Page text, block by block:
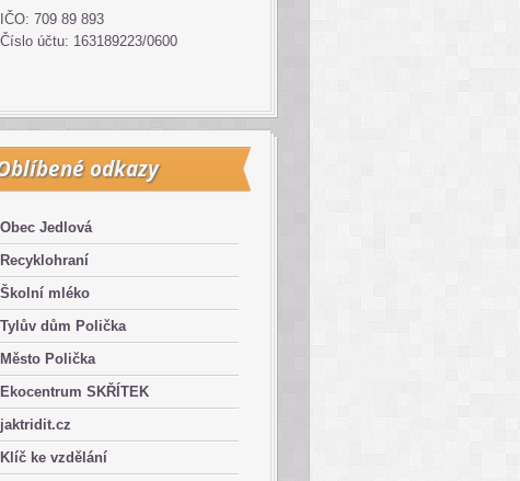
IČO: 709 89 893
Číslo účtu: 163189223/0600
odkazy
Obec Jedlová
Recyklohraní
Školní mléko
Tylův dům Polička
Město Polička
Ekocentrum SKŘÍTEK
jaktridit.cz
Klíč ke vzdělání